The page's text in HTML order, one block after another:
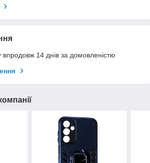
14 днів за домовленістю